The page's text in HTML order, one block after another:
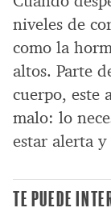
niveles de
como la
altos. Parte
cuerpo, este
malo: lo
estar alerta
TE PUEDE